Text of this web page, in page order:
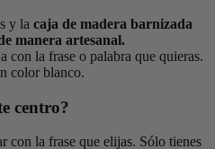
y la caja de madera barnizada
manera artesanal.
con la frase o palabra que quieras.
color blanco.
centro?
con la frase que elijas. Sólo tienes